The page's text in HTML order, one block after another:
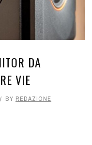
DA
VIE
BY REDAZIONE